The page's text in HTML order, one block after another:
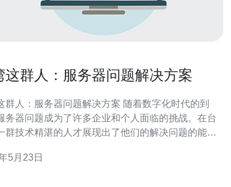
这群人：服务器问题解决方案
：服务器问题解决方案 随着数字化时代的到
务器问题成为了许多企业和个人面临的挑战。在台
群技术精湛的人才展现出了他们的解决问题的能
5月23日